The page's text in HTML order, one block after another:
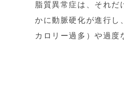
脂質異常症は、それ
かに動脈硬化が進行し
カロリー過多）や過度